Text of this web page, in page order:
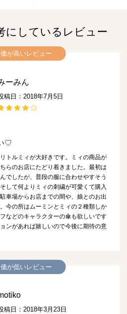
にしているレビュー
が高いレビュー
ーみん
稿日：2018年7月5日
♡
トルミィが大好きです。ミィの商品が
らのお店にたどり着きました。最初は
でしたが、普段の服に合わせやすそう
して何よりミィの刺繍が可愛くて購入
車場からお店までの間や、娘とのお出
今の所はムーミンとミィの２種類しか
などのキャラクターの傘も欲しいです
ンがあれば嬉しいので今後に期待の意
が低いレビュー
稿日：2018年3月23日